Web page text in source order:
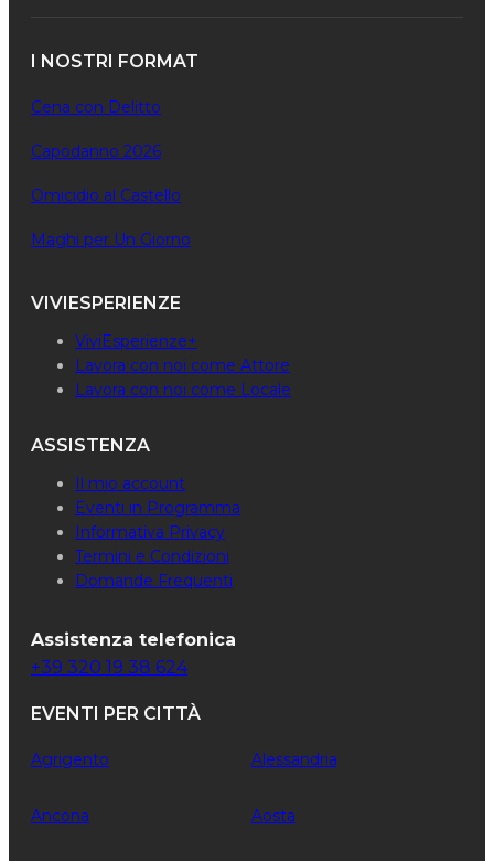
I NOSTRI FORMAT
Cena con Delitto
Capodanno 2026
Omicidio al Castello
Maghi per Un Giorno
VIVIESPERIENZE
ViviEsperienze+
Lavora con noi come Attore
Lavora con noi come Locale
ASSISTENZA
Il mio account
Eventi in Programma
Informativa Privacy
Termini e Condizioni
Domande Frequenti
Assistenza telefonica
+39 320 19 38 624
EVENTI PER CITTÀ
Agrigento Alessandria
Ancona Aosta